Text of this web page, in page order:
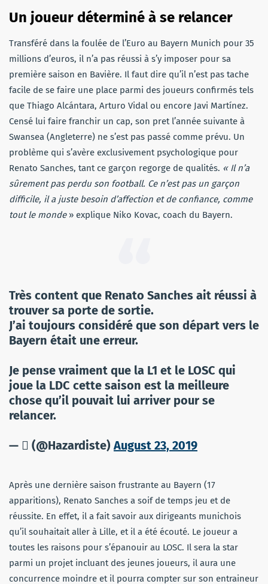
Un joueur déterminé à se relancer
Transféré dans la foulée de l’Euro au Bayern Munich pour 35
millions d’euros, il n’a pas réussi à s’y imposer pour sa
première saison en Bavière. Il faut dire qu’il n’est pas tache
facile de se faire une place parmi des joueurs confirmés tels
que Thiago Alcántara, Arturo Vidal ou encore Javi Martínez.
Censé lui faire franchir un cap, son pret l’année suivante à
Swansea (Angleterre) ne s’est pas passé comme prévu. Un
problème qui s’avère exclusivement psychologique pour
Renato Sanches, tant ce garçon regorge de qualités. « Il n’a
sûrement pas perdu son football. Ce n’est pas un garçon
difficile, il a juste besoin d’affection et de confiance, comme
tout le monde» explique Niko Kovac, coach du Bayern.
Très content que Renato Sanches ait réussi à
trouver sa porte de sortie.
J’ai toujours considéré que son départ vers le
Bayern était une erreur.
Je pense vraiment que la L1 et le LOSC qui
joue la LDC cette saison est la meilleure
chose qu’il pouvait lui arriver pour se
relancer.
— ‏َ (@Hazardiste) August 23, 2019
Après une dernière saison frustrante au Bayern (17
apparitions), Renato Sanches a soif de temps jeu et de
réussite. En effet, il a fait savoir aux dirigeants munichois
qu’il souhaitait aller à Lille, et il a été écouté. Le joueur a
toutes les raisons pour s’épanouir au LOSC. Il sera la star
parmi un projet incluant des jeunes joueurs, il aura une
concurrence moindre et il pourra compter sur son entraineur